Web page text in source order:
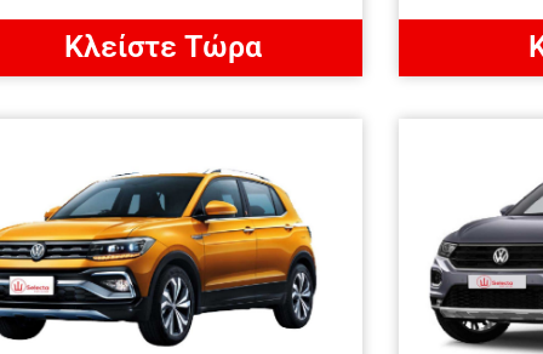
Κλείστε Τώρα